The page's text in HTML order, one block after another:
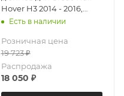
Hover H3 2014 - 2016,
Haval H5 2020 - 2021
6829 Android 13 4+64 Gb
8 ядер Unisoc 9863A DSP
Есть в наличии
Розничная цена
19 723₽
Распродажа
18 050 ₽